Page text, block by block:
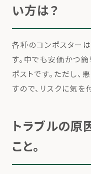
い方は？
各種のコンポスター
す。中でも安価かつ
ポストです。ただし
すので、リスクに気を
トラブルの原
こと。